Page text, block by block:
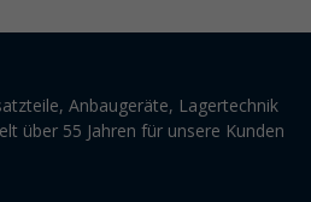
Anbaugeräte, Lagertechnik
über 55 Jahren für unsere Kunden